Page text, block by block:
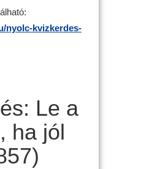
nyolc-kvizkerdes-
Le a
ha jól